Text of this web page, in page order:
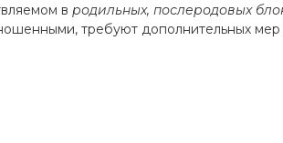
в родильных, послеродовых
требуют дополнительных